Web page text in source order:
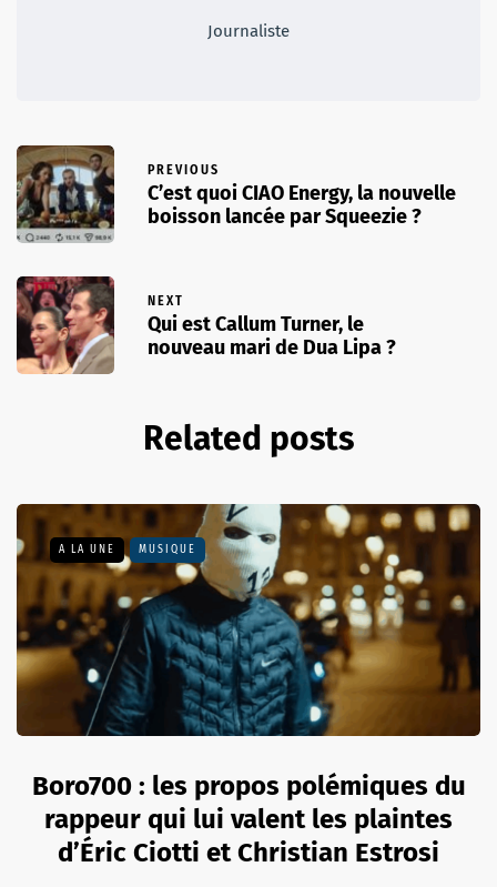
Journaliste
PREVIOUS
C’est quoi CIAO Energy, la nouvelle
boisson lancée par Squeezie ?
NEXT
Qui est Callum Turner, le
nouveau mari de Dua Lipa ?
Related posts
A LA UNE MUSIQUE
Boro700 : les propos polémiques du
rappeur qui lui valent les plaintes
d’Éric Ciotti et Christian Estrosi